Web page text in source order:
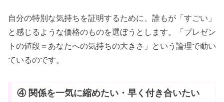
自分の特別な気持ちを証明するために、誰もが「すごい」
と感じるような価格のものを選ぼうとします。「プレゼン
トの値段＝あなたへの気持ちの大きさ」という論理で動い
ているのです。
④ 関係を一気に縮めたい・早く付き合いたい